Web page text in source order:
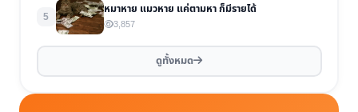
5 หมาหาย แมวหาย แค่ตามหา ก็มีรายได้
3,857
ดูทั้งหมด